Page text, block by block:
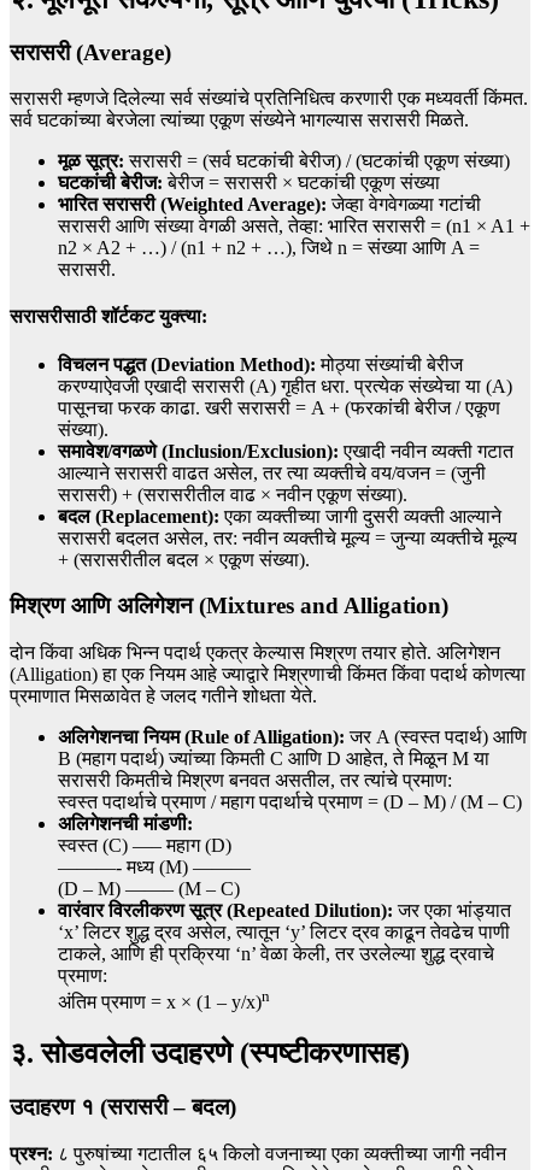
सरासरी (Average)
सरासरी म्हणजे दिलेल्या सर्व संख्यांचे प्रतिनिधित्व करणारी एक मध्यवर्ती किंमत.
सर्व घटकांच्या बेरजेला त्यांच्या एकूण संख्येने भागल्यास सरासरी मिळते.
मूळ सूत्र: सरासरी = (सर्व घटकांची बेरीज) / (घटकांची एकूण संख्या)
घटकांची बेरीज: बेरीज = सरासरी × घटकांची एकूण संख्या
भारित सरासरी (Weighted Average): जेव्हा वेगवेगळ्या गटांची
सरासरी आणि संख्या वेगळी असते, तेव्हा: भारित सरासरी = (n1 × A1 +
n2 × A2 + …) / (n1 + n2 + …), जिथे n = संख्या आणि A =
सरासरी.
सरासरीसाठी शॉर्टकट युक्त्या:
विचलन पद्धत (Deviation Method): मोठ्या संख्यांची बेरीज
करण्याऐवजी एखादी सरासरी (A) गृहीत धरा. प्रत्येक संख्येचा या (A)
पासूनचा फरक काढा. खरी सरासरी = A + (फरकांची बेरीज / एकूण
संख्या).
समावेश/वगळणे (Inclusion/Exclusion): एखादी नवीन व्यक्ती गटात
आल्याने सरासरी वाढत असेल, तर त्या व्यक्तीचे वय/वजन = (जुनी
सरासरी) + (सरासरीतील वाढ × नवीन एकूण संख्या).
बदल (Replacement): एका व्यक्तीच्या जागी दुसरी व्यक्ती आल्याने
सरासरी बदलत असेल, तर: नवीन व्यक्तीचे मूल्य = जुन्या व्यक्तीचे मूल्य
+ (सरासरीतील बदल × एकूण संख्या).
मिश्रण आणि अलिगेशन (Mixtures and Alligation)
दोन किंवा अधिक भिन्न पदार्थ एकत्र केल्यास मिश्रण तयार होते. अलिगेशन
(Alligation) हा एक नियम आहे ज्याद्वारे मिश्रणाची किंमत किंवा पदार्थ कोणत्या
प्रमाणात मिसळावेत हे जलद गतीने शोधता येते.
अलिगेशनचा नियम (Rule of Alligation): जर A (स्वस्त पदार्थ) आणि
B (महाग पदार्थ) ज्यांच्या किमती C आणि D आहेत, ते मिळून M या
सरासरी किमतीचे मिश्रण बनवत असतील, तर त्यांचे प्रमाण:
स्वस्त पदार्थाचे प्रमाण / महाग पदार्थाचे प्रमाण = (D – M) / (M – C)
अलिगेशनची मांडणी:
स्वस्त (C) —– महाग (D)
———- मध्य (M) ———
(D – M) ——– (M – C)
वारंवार विरलीकरण सूत्र (Repeated Dilution): जर एका भांड्यात
‘x’ लिटर शुद्ध द्रव असेल, त्यातून ‘y’ लिटर द्रव काढून तेवढेच पाणी
टाकले, आणि ही प्रक्रिया ‘n’ वेळा केली, तर उरलेल्या शुद्ध द्रवाचे
प्रमाण:
अंतिम प्रमाण = x × (1 – y/x)n
३. सोडवलेली उदाहरणे (स्पष्टीकरणासह)
उदाहरण १ (सरासरी – बदल)
प्रश्न: ८ पुरुषांच्या गटातील ६५ किलो वजनाच्या एका व्यक्तीच्या जागी नवीन